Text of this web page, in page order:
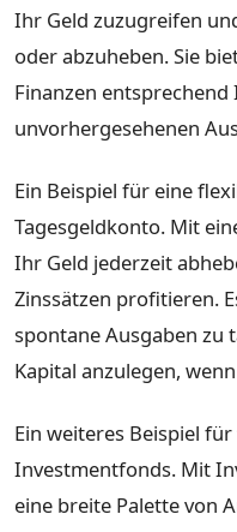
Ihr Geld zuzugreifen
oder abzuheben. Sie
Finanzen
unvorhergesehenen
Ein Beispiel für eine
Tagesgeldkonto. Mit
Ihr Geld jederzeit
Zinssätzen profitieren.
spontane Ausgaben zu
Kapital anzulegen,
Ein weiteres Beispiel für
Investmentfonds. Mit
eine breite Palette von